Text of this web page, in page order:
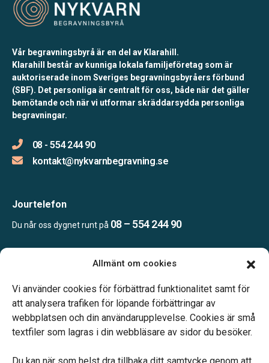
Allmänt om cookies
Vi använder cookies för förbättrad funktionalitet samt för
att analysera trafiken för löpande förbättringar av
webbplatsen och din användarupplevelse. Cookies är små
textfiler som lagras i din webbläsare av sidor du besöker.
Vår begravningsbyrå är en del av Klarahill.
Klarahill består av kunniga lokala familjeföretag som är
auktoriserade inom Sveriges begravningsbyråers förbund
(SBF). Det personliga är centralt för oss, både när det gäller
bemötande och när vi utformar skräddarsydda personliga
begravningar.
08 - 554 244 90
kontakt@nykvarnbegravning.se
Jourtelefon
Du når oss dygnet runt på 08 – 554 244 90
Mån & Ons: 13.30 – 16.30
Annan tid efter överenskommelse